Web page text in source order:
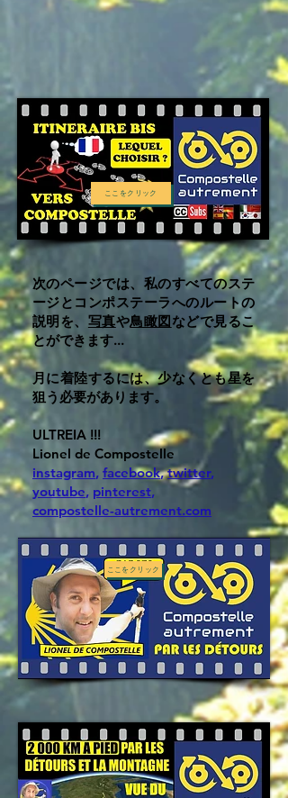
ここをクリック
次のページでは、私のすべてのステ
ージとコンポステーラへのルートの
説明を、 写真や鳥瞰図などで見るこ
とができます...
月に着陸するには、少なくとも星を
狙う必要があります。
ULTREIA !!!
Lionel de Compostelle
instagram, facebook,twitter,
youtube, pinterest,
compostelle-autrement.com
ここをクリック